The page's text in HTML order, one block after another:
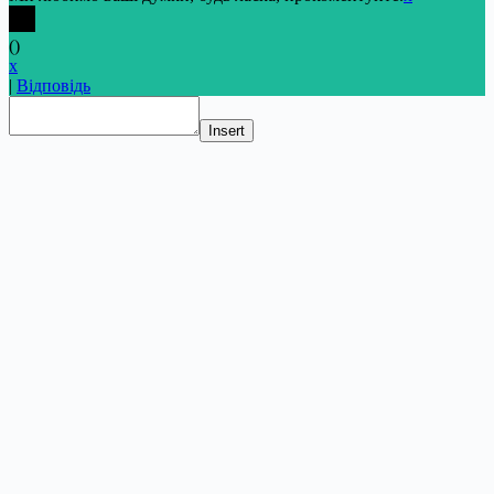
()
x
| Відповідь
Insert